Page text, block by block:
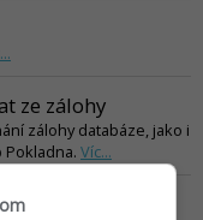
ze zálohy
zálohy databáze, jako i
Pokladna. Víc...